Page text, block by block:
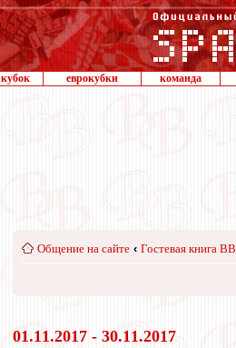
кубок еврокубки команда
Общение на сайте ‹ Гостевая книга ВВ
01.11.2017 - 30.11.2017